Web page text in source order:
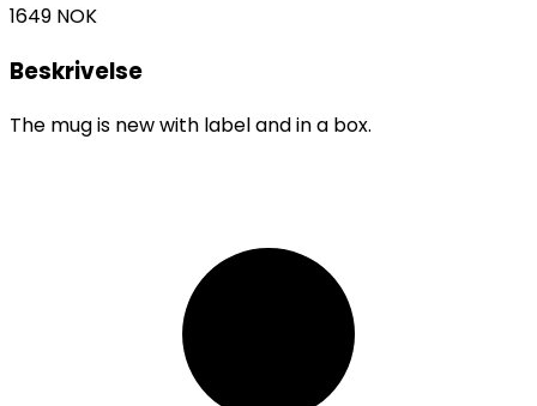
1649 NOK
Beskrivelse
The mug is new with label and in a box.